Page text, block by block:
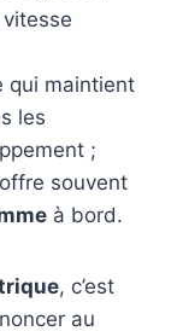
qui maintient
les
;
souvent
à bord.
, c’est
au